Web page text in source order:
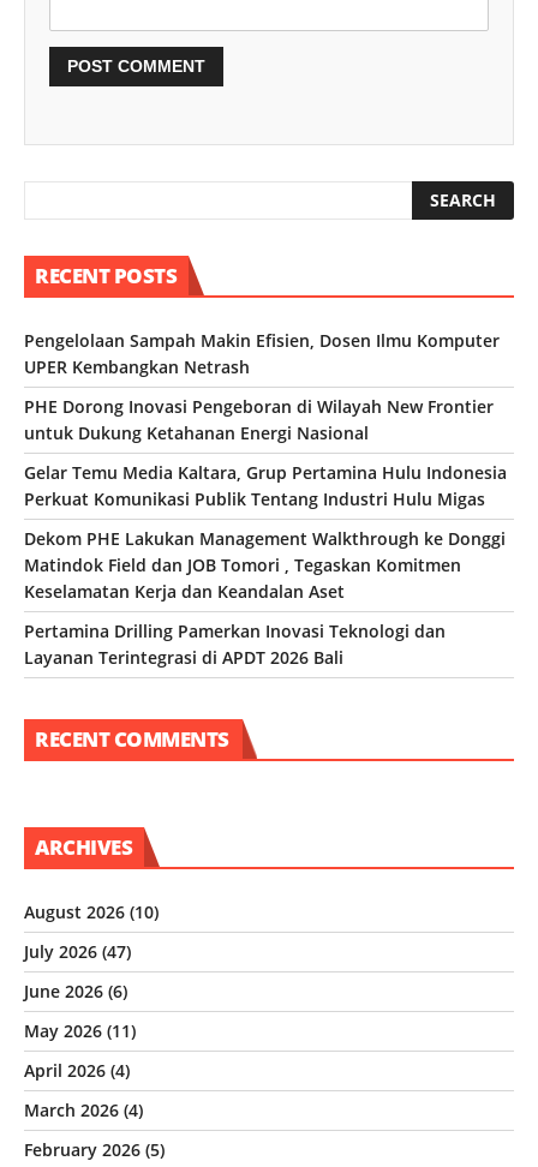
RECENT POSTS
Pengelolaan Sampah Makin Efisien, Dosen Ilmu Komputer
UPER Kembangkan Netrash
PHE Dorong Inovasi Pengeboran di Wilayah New Frontier
untuk Dukung Ketahanan Energi Nasional
Gelar Temu Media Kaltara, Grup Pertamina Hulu Indonesia
Perkuat Komunikasi Publik Tentang Industri Hulu Migas
Dekom PHE Lakukan Management Walkthrough ke Donggi
Matindok Field dan JOB Tomori , Tegaskan Komitmen
Keselamatan Kerja dan Keandalan Aset
Pertamina Drilling Pamerkan Inovasi Teknologi dan
Layanan Terintegrasi di APDT 2026 Bali
RECENT COMMENTS
ARCHIVES
August 2026 (10)
July 2026 (47)
June 2026 (6)
May 2026 (11)
April 2026 (4)
March 2026 (4)
February 2026 (5)